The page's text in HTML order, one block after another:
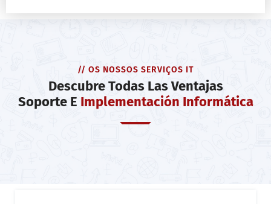
// OS NOSSOS SERVIÇOS IT
Descubre Todas Las Ventajas
Soporte E Implementación Informática